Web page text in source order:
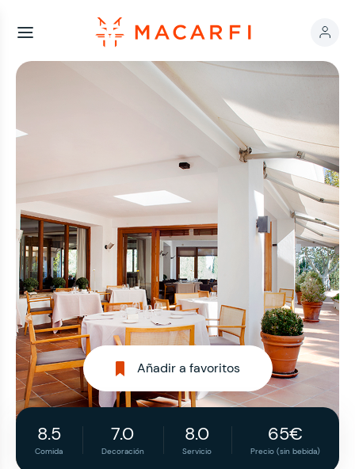
Añadir a favoritos
8.5
Comida
7.0
Decoración
8.0
Servicio
65€
Precio (sin bebida)